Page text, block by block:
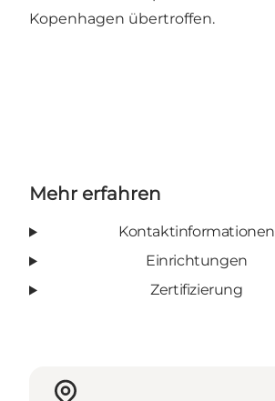
Kopenhagen übertroffen.
Mehr erfahren
Kontaktinformationen
Einrichtungen
Zertifizierung